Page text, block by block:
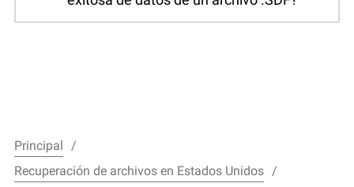
Principal
Recuperación de archivos en Estados Unidos